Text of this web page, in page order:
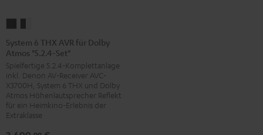
6
THX
AVR
für
Dolby
Atmos
THX
AVR
für
Dolby
Atmos
System 6 THX AVR für Dolby
Atmos "5.2.4-Set"
Spielfertige 5.2.4-Komplettanlage
inkl. Denon AV-Receiver AVC-
X3700H, System 6 THX und Dolby
Atmos Höhenlautsprecher Reflekt
für ein Heimkino-Erlebnis der
Extraklasse